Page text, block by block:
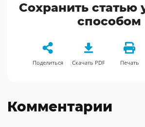
Сохранить статью
способом
Поделиться Скачать PDF Печать
Комментарии